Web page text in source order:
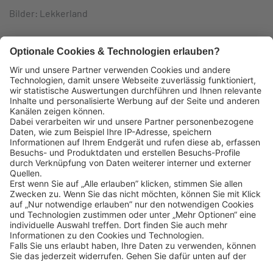
Bilder: Lekkerland
Das könnte Sie auch interessieren:
Lekkerland SE
50226 Frechen
Deutschland
+49 2234 1821-0
info@lekkerland.de